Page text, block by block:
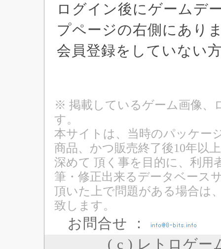
ログイン後にゲームデ
プページの右側にあり
会員登録をしていない
※ 掲載しているゲーム画像、
す。
本サイトは、当時のパッケー
商品、かつ販売終了後10年以
深めて 頂く事を目的に、利用
筆・修正出来るデータベース
頂いた上で問題がある場合は
致します。
お問合せ ：
( c ) レトロゲー